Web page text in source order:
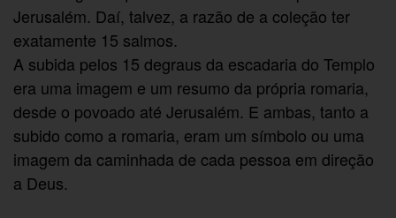
Jerusalém. Daí, talvez, a razão de a coleção ter
exatamente 15 salmos.
A subida pelos 15 degraus da escadaria do Templo
era uma imagem e um resumo da própria romaria,
desde o povoado até Jerusalém. E ambas, tanto a
subido como a romaria, eram um símbolo ou uma
imagem da caminhada de cada pessoa em direção
a Deus.